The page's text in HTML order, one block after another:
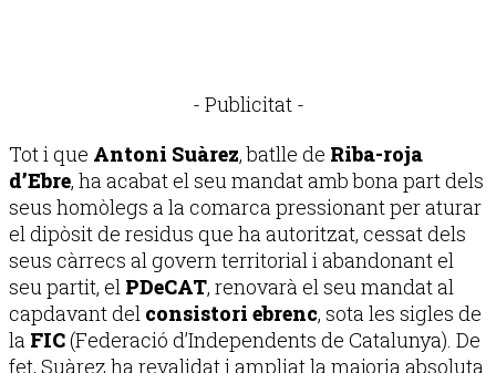
- Publicitat -
Tot i que Antoni Suàrez, batlle de Riba-roja
d’Ebre, ha acabat el seu mandat amb bona part dels
seus homòlegs a la comarca pressionant per aturar
el dipòsit de residus que ha autoritzat, cessat dels
seus càrrecs al govern territorial i abandonant el
seu partit, el PDeCAT, renovarà el seu mandat al
capdavant del consistori ebrenc, sota les sigles de
la FIC(Federació d’Independents de Catalunya). De
fet, Suàrez ha revalidat i ampliat la majoria absoluta